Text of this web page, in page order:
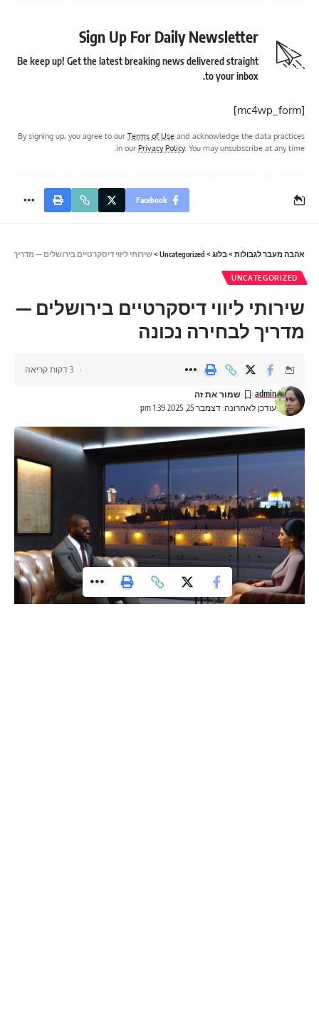
Sign Up For Daily Newsletter
Be keep up! Get the latest breaking news delivered straight
to your inbox.
By signing up, you agree to ourTerms of Useand acknowledge the data practices
in ourPrivacy Policy. You may unsubscribe at any time.
Facebook
אהבה מעבר לגבולות > בלוג >
Uncategorized
> שירותי ליווי דיסקרטיים בירושלים — מדריך
UNCATEGORIZED
שירותי ליווי דיסקרטיים בירושלים —
מדריך לבחירה נכונה
עודכן לאחרונה: דצמבר 25, 2025 1:39 pm
admin